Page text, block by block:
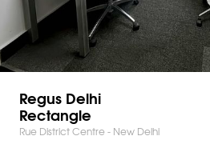
Regus Delhi
Rectangle
Rue District Centre - New Delhi